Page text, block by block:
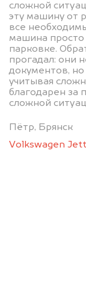
сложной
эту машину от
все
машина просто
парковке.
прогадал: они
документов,
учитывая
благодарен за
сложной
Пётр, Брянск
Volkswagen